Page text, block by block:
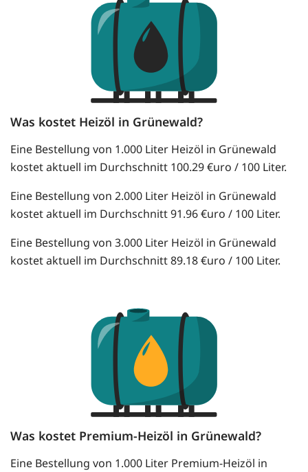
Was kostet Heizöl in Grünewald?
Eine Bestellung von 1.000 Liter Heizöl in Grünewald
kostet aktuell im Durchschnitt 100.29 €uro / 100 Liter.
Eine Bestellung von 2.000 Liter Heizöl in Grünewald
kostet aktuell im Durchschnitt 91.96 €uro / 100 Liter.
Eine Bestellung von 3.000 Liter Heizöl in Grünewald
kostet aktuell im Durchschnitt 89.18 €uro / 100 Liter.
Was kostet Premium-Heizöl in Grünewald?
Eine Bestellung von 1.000 Liter Premium-Heizöl in